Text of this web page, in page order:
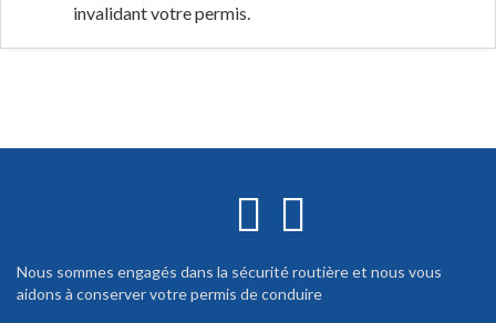
invalidant votre permis.
Nous sommes engagés dans la sécurité routière et nous vous
aidons à conserver votre permis de conduire